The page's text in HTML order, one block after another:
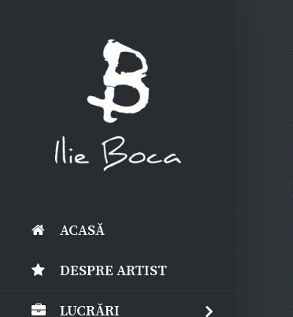
ACASĂ
DESPRE ARTIST
LUCRĂRI